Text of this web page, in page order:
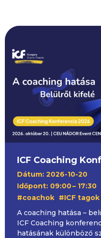
ICF Coaching
Dátum: 2026-10-20
Időpont: 09:00– 17:30
#coachok, #ICF tagok,
A coaching hatása –
ICF Coaching
hatásának különböző